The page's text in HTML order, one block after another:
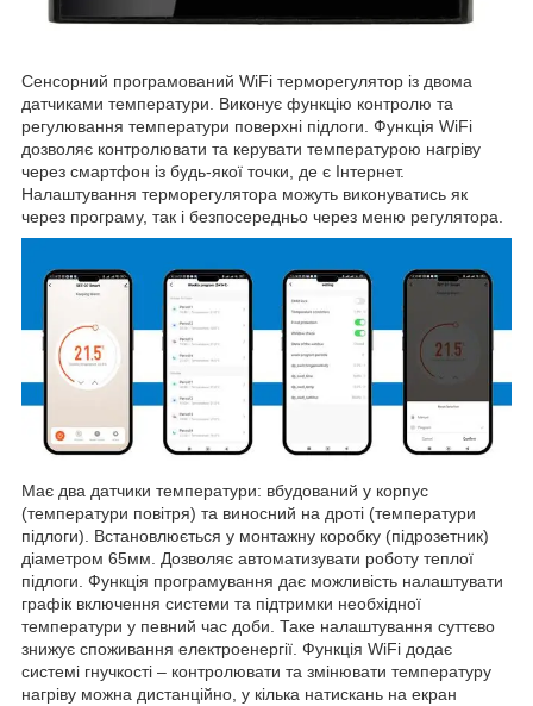
Сенсорний програмований WiFi терморегулятор із двома
датчиками температури. Виконує функцію контролю та
регулювання температури поверхні підлоги. Функція WiFi
дозволяє контролювати та керувати температурою нагріву
через смартфон із будь-якої точки, де є Інтернет.
Налаштування терморегулятора можуть виконуватись як
через програму, так і безпосередньо через меню регулятора.
Має два датчики температури: вбудований у корпус
(температури повітря) та виносний на дроті (температури
підлоги). Встановлюється у монтажну коробку (підрозетник)
діаметром 65мм. Дозволяє автоматизувати роботу теплої
підлоги. Функція програмування дає можливість налаштувати
графік включення системи та підтримки необхідної
температури у певний час доби. Таке налаштування суттєво
знижує споживання електроенергії. Функція WiFi додає
системі гнучкості – контролювати та змінювати температуру
нагріву можна дистанційно, у кілька натискань на екран